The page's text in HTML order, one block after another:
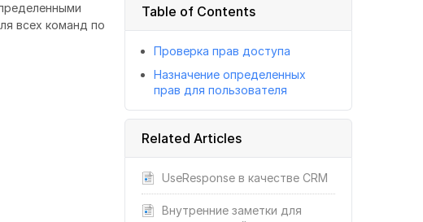
Table of Contents
Проверка прав доступа
Назначение определенных
прав для пользователя
Related Articles
UseResponse в качестве CRM
Внутренние заметки для
всех команд по